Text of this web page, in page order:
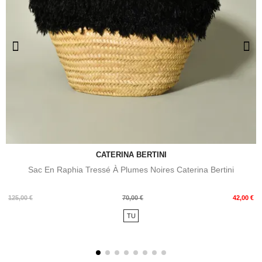
CATERINA BERTINI
Sac En Raphia Tressé À Plumes Noires Caterina Bertini
125,00 €
Prix
70,00 € 42,00 €
Prix
TU